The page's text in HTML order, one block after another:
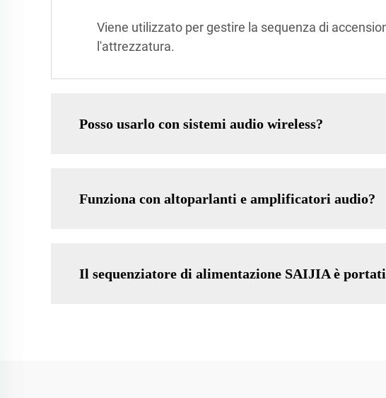
Viene utilizzato per gestire la sequenza di
l'attrezzatura.
Posso usarlo con sistemi audio wireless?
Funziona con altoparlanti e amplificatori audio?
Il sequenziatore di alimentazione SAIJIA è